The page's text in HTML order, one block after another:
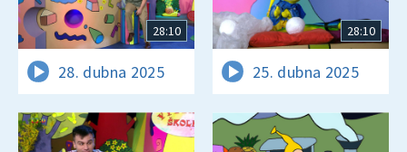
28:10
28. dubna 2025
28:10
25. dubna 2025